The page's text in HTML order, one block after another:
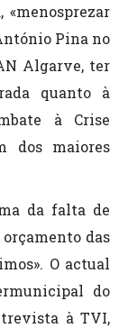
Pina no
Algarve, ter
quanto à
à Crise
dos maiores
da falta de
das
O actual
do
à TVI,